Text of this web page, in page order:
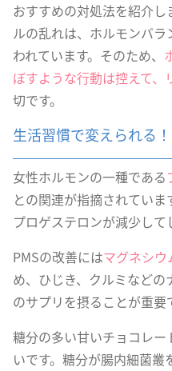
おすすめの対処法を紹介
ルの乱れは、ホルモンバ
われています。そのため、
ぼすような行動は控えて、
切です。
生活習慣で変えられる
女性ホルモンの一種である
との関連が指摘されてい
プロゲステロンが減少して
PMSの改善にはマグネシウ
め、ひじき、クルミなど
のサプリを摂ることが重要
糖分の多い甘いチョコレ
いです。糖分が腸内細菌